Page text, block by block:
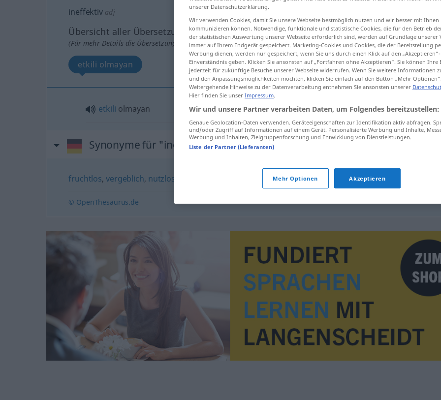
ineffektivadj
Übersicht aller Übersetzungen
(Für mehr Details die Übersetzung anklicken/antippen)
etkili olmayan
etkili olmayan ineffektiv
Synonyme für "ineffektiv"
fruchtlos,vergeblich, nutzlos wirkungslos
© OpenThesaurus.de
unserer Datenschutzerklärung.
Wir verwenden Cookies, damit Sie unsere Webseite bestmöglich nutzen und wir besser mit Ihnen
kommunizieren können. Notwendige, funktionale und statistische Cookies, die für den Betrieb
der statistischen Auswertung unserer Webseite erforderlich sind, werden auf Grundlage unserer
immer auf Ihrem Endgerät gespeichert. Marketing-Cookies und Cookies, die der Bereitstellung
Werbung dienen, werden nur gespeichert, wenn Sie uns durch einen Klick auf den
Einverständnis geben. Klicken Sie ansonsten auf „Fortfahren ohne Akzeptieren“. Sie können
jederzeit für zukünftige Besuche unserer Webseite widerrufen. Wenn Sie weitere Informationen
und den Anpassungsmöglichkeiten möchten, klicken Sie einfach auf den Button „Mehr
Weitergehende Hinweise zu der Datenverarbeitung entnehmen Sie ansonsten unserer
Hier finden Sie unser Impressum.
Wir und unsere Partner verarbeiten Daten, um Folgendes bereitzustellen:
Genaue Geolocation-Daten verwenden. Geräteeigenschaften zur Identifikation aktiv abfragen.
und/oder Zugriff auf Informationen auf einem Gerät. Personalisierte Werbung und Inhalte,
Werbung und Inhalten, Zielgruppenforschung und Entwicklung von Dienstleistungen.
Liste der Partner (Lieferanten)
Mehr Optionen Akzeptieren